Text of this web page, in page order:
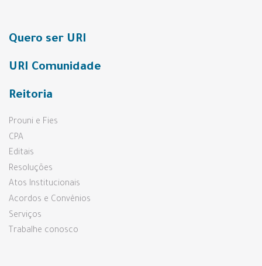
Quero ser URI
URI Comunidade
Reitoria
Prouni e Fies
CPA
Editais
Resoluções
Atos Institucionais
Acordos e Convênios
Serviços
Trabalhe conosco